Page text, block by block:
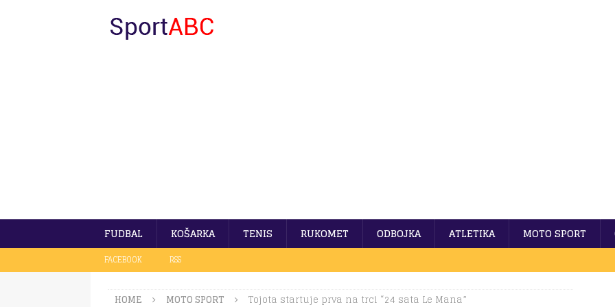
FUDBAL KOŠARKA TENIS RUKOMET ODBOJKA ATLETIKA MOTO SPORT
FACEBOOK RSS
HOME MOTO SPORT Tojota startuje prva na trci “24 sata Le Mana”